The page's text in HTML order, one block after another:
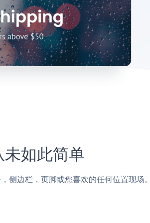
如此简单
边栏，页脚或您喜欢的任何位置现场。